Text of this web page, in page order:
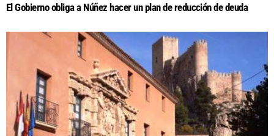
El Gobierno obliga a Núñez hacer un plan de reducción de deuda